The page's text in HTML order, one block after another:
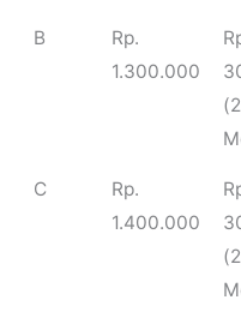
B
Rp.
1.300.000
(2
C
Rp.
1.400.000
(2